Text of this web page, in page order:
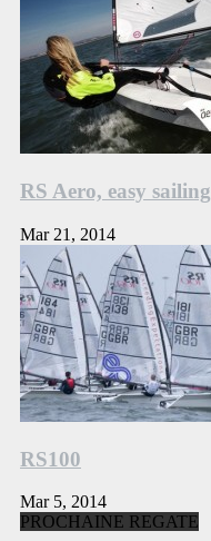
RS Aero, easy sailing
Mar 21, 2014
RS100
Mar 5, 2014
PROCHAINE REGATE